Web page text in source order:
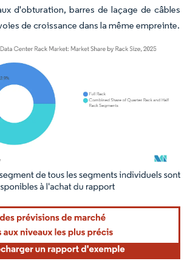
d'obturation, barres de laçage de câbles
de croissance dans la même empreinte.
La réutilisation nécessite une attribution sous CC BY